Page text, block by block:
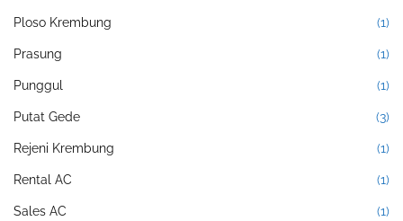
Ploso Krembung (1)
Prasung (1)
Punggul (1)
Putat Gede (3)
Rejeni Krembung (1)
Rental AC (1)
Sales AC (1)